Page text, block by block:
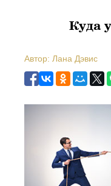
Куда
Автор: Лана Дэвис